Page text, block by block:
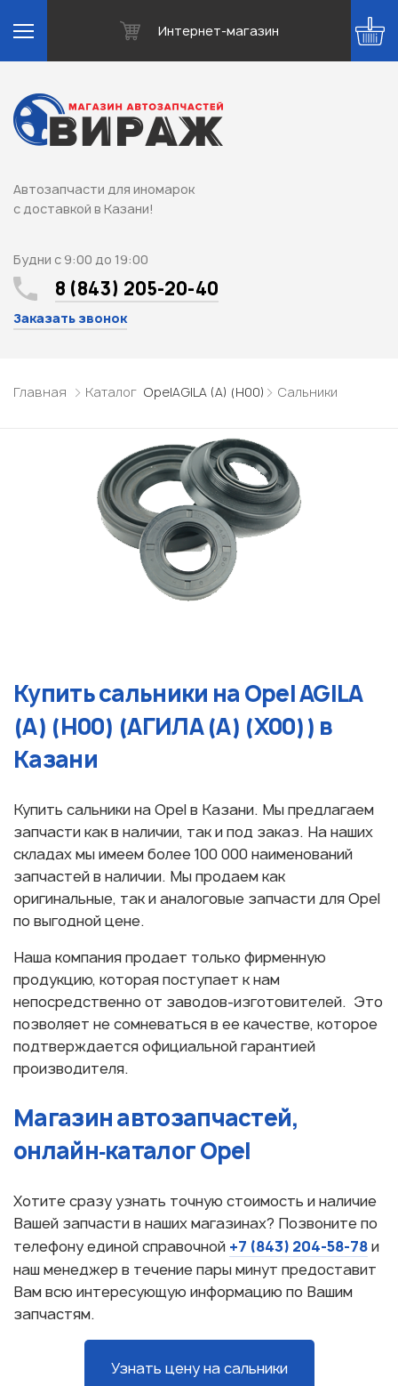
Интернет-магазин
Автозапчасти для иномарок
с доставкой в Казани!
Будни с 9:00 до 19:00
8 (843) 205-20-40
Заказать звонок
Главная Каталог OpelAGILA (A) (H00) Сальники
Купить сальники на Opel AGILA
(A) (H00) (АГИЛА (А) (Х00)) в
Казани
Купить сальники на Opel в Казани. Мы предлагаем
запчасти как в наличии, так и под заказ. На наших
складах мы имеем более 100 000 наименований
запчастей в наличии. Мы продаем как
оригинальные, так и аналоговые запчасти для Opel
по выгодной цене.
Наша компания продает только фирменную
продукцию, которая поступает к нам
непосредственно от заводов-изготовителей. Это
позволяет не сомневаться в ее качестве, которое
подтверждается официальной гарантией
производителя.
Магазин автозапчастей,
онлайн‑каталог Opel
Хотите сразу узнать точную стоимость и наличие
Вашей запчасти в наших магазинах? Позвоните по
телефону единой справочной +7 (843) 204-58-78 и
наш менеджер в течение пары минут предоставит
Вам всю интересующую информацию по Вашим
запчастям.
Узнать цену на сальники